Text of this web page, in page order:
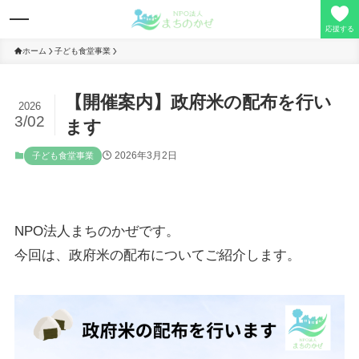
理事長の想い
事業活動
定款/事業報告
お問い合わせ
応援する
ホーム 子ども食堂事業
【開催案内】政府米の配布を行い
ます
2026
3/02
子ども食堂事業 2026年3月2日
NPO法人まちのかぜです。
今回は、政府米の配布についてご紹介します。